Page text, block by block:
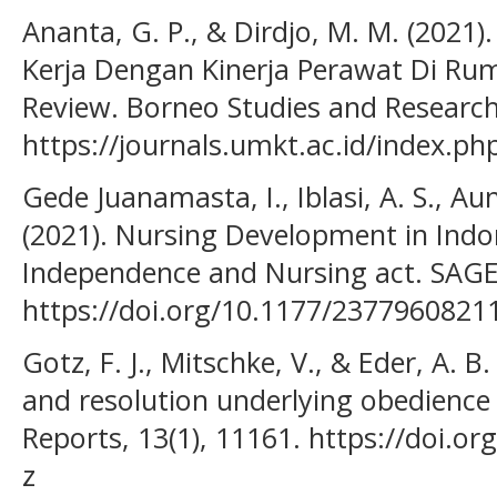
Ananta, G. P., & Dirdjo, M. M.
Kerja Dengan Kinerja Perawat Di
Review. Borneo Studies and
https://journals.umkt.ac.id/
Gede Juanamasta, I., Iblasi, A. S.,
(2021). Nursing Development in
Independence and Nursing act.
https://doi.org/10.1177/
Gotz, F. J., Mitschke, V., & Eder, A.
and resolution underlying
Reports, 13(1), 11161. https://
z